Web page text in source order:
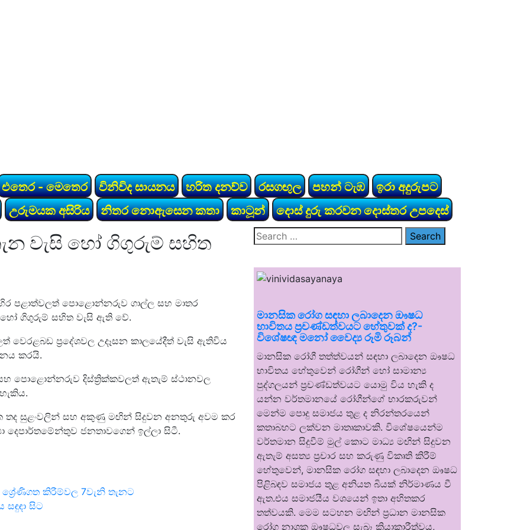
එතෙර - මෙතෙර විනිවිද සායනය හරිත දනව්ව රසගඟුල පහන් ටැඹ
ඉරා අදුරුපට
උරුමයක අසිරිය නිතර නොඇසෙන කතා කාටූන් දොස් දුරු කරවන දොස්තර උපදෙස්
වැසි හෝ ගිගුරුම් සහිත
පළාත්වලත් පොළොන්නරුව ගාල්ල සහ මාතර
හෝ ගිගුරුම් සහිත වැසි ඇති වේ.
ප්‍රදේශවල උදෑසන කාලයේදීත් වැසි ඇතිවිය
කරයි.
පොළොන්නරුව දිස්ත්‍රික්කවලත් ඇතැම් ස්ථානවල
තද සුළංවලින් සහ අකුණු මඟින් සිදුවන අනතුරු අවම කර
දෙපාර්තමේන්තුව ජනතාවගෙන් ඉල්ලා සිටී.
කිරීම්වල 7වැනි තැනට
සිට
Search
for:
මානසික රෝග සඳහා ලබාදෙන ඖෂධ
භාවිතය ප්‍රචණ්ඩත්වයට හේතුවක් ද?-
විශේෂඥ මනෝ වෛද්‍ය රූමි රූබන්
මානසික රෝගී තත්ත්වයන් සඳහා ලබාදෙන ඖෂධ
භාවිතය හේතුවෙන් රෝගීන් හෝ සාමාන්‍ය
පුද්ගලයන් ප්‍රචණ්ඩත්වයට යොමු විය හැකි ද
යන්න වර්තමානයේ රෝගීන්ගේ භාරකරුවන්
මෙන්ම පොදු සමාජය තුළ ද නිරන්තරයෙන්
කතාබහට ලක්වන මාතෘකාවකි. විශේෂයෙන්ම
වර්තමාන සිදුවීම් මුල් කොට මාධ්‍ය මඟින් සිදුවන
ඇතැම් අසත්‍ය ප්‍රචාර සහ කරුණු විකෘති කිරීම්
හේතුවෙන්, මානසික රෝග සඳහා ලබාදෙන ඖෂධ
පිළිබඳව සමාජය තුළ අනියත බියක් නිර්මාණය වී
ඇත.එය සමාජයීය වශයෙන් ඉතා අහිතකර
තත්වයකි. මෙම සටහන මඟින් ප්‍රධාන මානසික
රෝග නාශක ඖෂධවල සැබෑ ක්‍රියාකාරීත්වය,